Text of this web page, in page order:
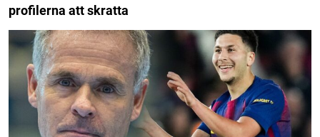
profilerna att skratta